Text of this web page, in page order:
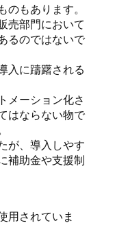
もあります。
売部門において
るのではないで
入に躊躇される
メーション化さ
はならない物で
が、導入しやす
補助金や支援制
用されていま